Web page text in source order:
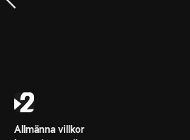
Allmänna villkor